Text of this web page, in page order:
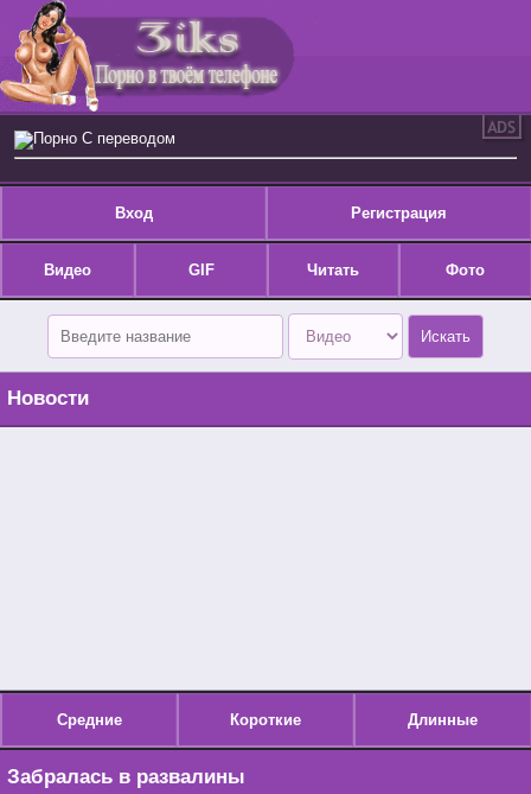
Порно С переводом
Вход Регистрация
Видео GIF Читать Фото
Новости
Средние Короткие Длинные
Забралась в развалины